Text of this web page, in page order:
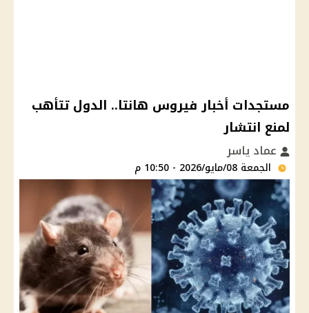
مستجدات أخبار فيروس هانتا.. الدول تتأهب
لمنع انتشار
عماد ياسر
الجمعة 08/مايو/2026 - 10:50 م